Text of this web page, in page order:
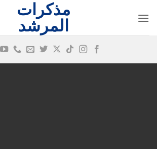
للمحتوى
مذكرات
المرشد